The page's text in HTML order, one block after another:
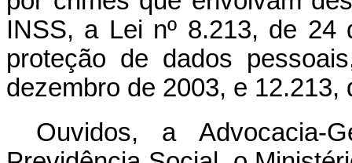
INSS, a Lei nº 8.213, de
proteção de dados
dezembro de 2003, e 12.213,
Ouvidos, a